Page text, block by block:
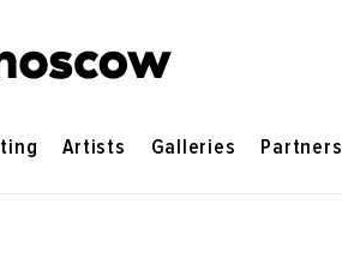
Artists Galleries Partners